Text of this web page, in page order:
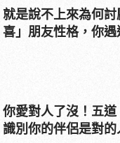
就是說不上來為何
喜」朋友性格，你遇
你愛對人了沒！五道
識別你的伴侶是對的